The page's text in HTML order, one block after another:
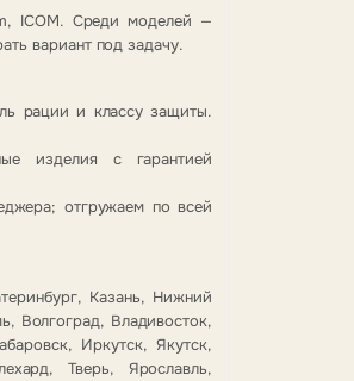
ICOM. Среди моделей —
вариант под задачу.
рации и классу защиты.
изделия с гарантией
отгружаем по всей
Казань, Нижний
Волгоград, Владивосток,
Иркутск, Якутск,
Тверь, Ярославль,